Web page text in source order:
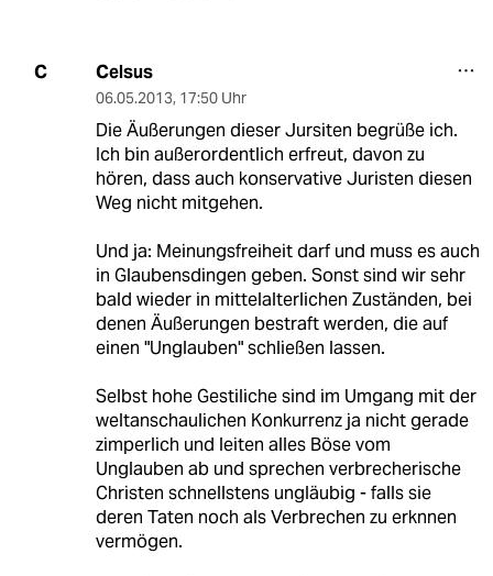
C Celsus
06.05.2013, 17:50 Uhr
Die Äußerungen dieser Jursiten begrüße ich.
Ich bin außerordentlich erfreut, davon zu
hören, dass auch konservative Juristen diesen
Weg nicht mitgehen.
Und ja: Meinungsfreiheit darf und muss es auch
in Glaubensdingen geben. Sonst sind wir sehr
bald wieder in mittelalterlichen Zuständen, bei
denen Äußerungen bestraft werden, die auf
einen "Unglauben" schließen lassen.
Selbst hohe Gestiliche sind im Umgang mit der
weltanschaulichen Konkurrenz ja nicht gerade
zimperlich und leiten alles Böse vom
Unglauben ab und sprechen verbrecherische
Christen schnellstens ungläubig - falls sie
deren Taten noch als Verbrechen zu erknnen
vermögen.